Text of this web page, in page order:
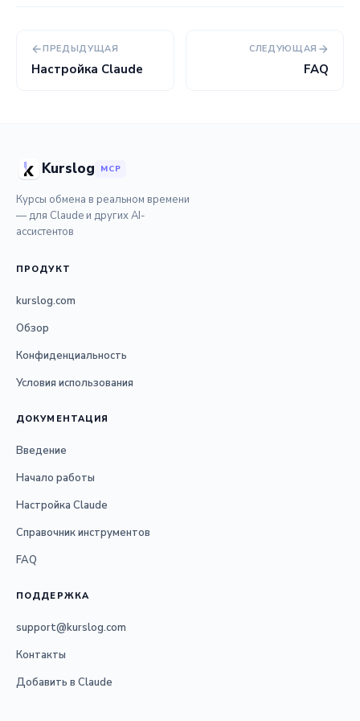
ПРЕДЫДУЩАЯ
Настройка Claude
СЛЕДУЮЩАЯ
FAQ
Kurslog MCP
Курсы обмена в реальном времени
— для Claude и других AI-
ассистентов
ПРОДУКТ
kurslog.com
Обзор
Конфиденциальность
Условия использования
ДОКУМЕНТАЦИЯ
Введение
Начало работы
Настройка Claude
Справочник инструментов
FAQ
ПОДДЕРЖКА
support@kurslog.com
Контакты
Добавить в Claude